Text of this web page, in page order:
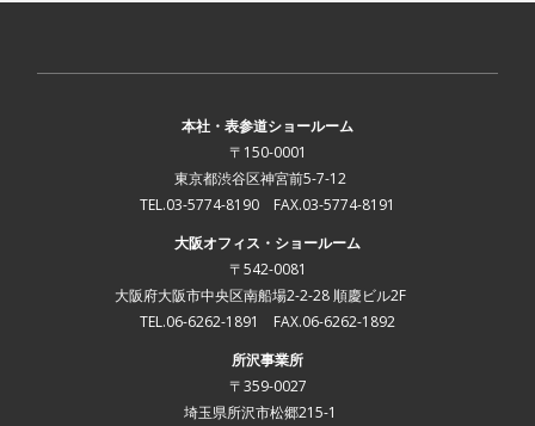
本社・表参道ショールーム
〒150-0001
東京都渋谷区神宮前5-7-12
TEL.03-5774-8190 FAX.03-5774-8191
大阪オフィス・ショールーム
〒542-0081
大阪府大阪市中央区南船場2-2-28 順慶ビル2F
TEL.06-6262-1891 FAX.06-6262-1892
所沢事業所
〒359-0027
埼玉県所沢市松郷215-1